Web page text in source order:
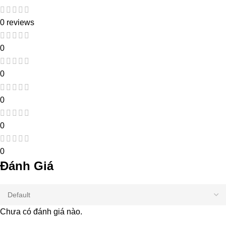
0 reviews
0
0
0
0
0
Đánh Giá
Chưa có đánh giá nào.